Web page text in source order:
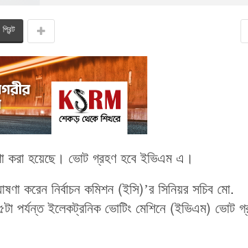
প্রিন্ট
করা হয়েছে। ভোট গ্রহণ হবে ইভিএম এ।
করেন নির্বাচন কমিশন (ইসি)’র সিনিয়র সচিব মো.
পর্যন্ত ইলেকট্রনিক ভোটিং মেশিনে (ইভিএম) ভোট